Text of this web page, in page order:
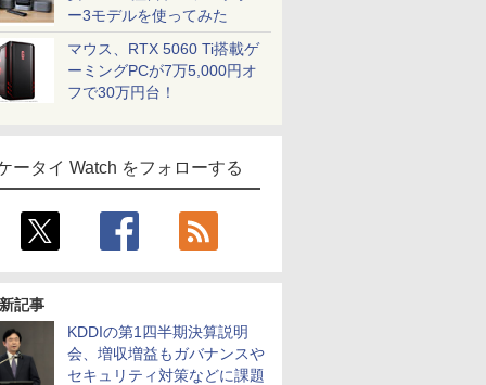
ー3モデルを使ってみた
マウス、RTX 5060 Ti搭載ゲ
ーミングPCが7万5,000円オ
フで30万円台！
ータイ Watch をフォローする
記事
KDDIの第1四半期決算説明
会、増収増益もガバナンスや
セキュリティ対策などに課題